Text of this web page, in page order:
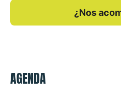
¿Nos
AGENDA